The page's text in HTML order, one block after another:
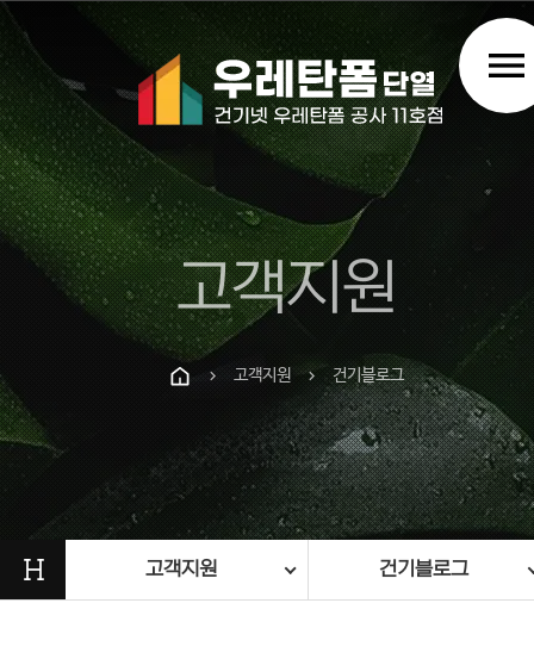
menu
고객지원
chevron_right 고객지원 chevron_right 건기블로그
H 고객지원 건기블로그